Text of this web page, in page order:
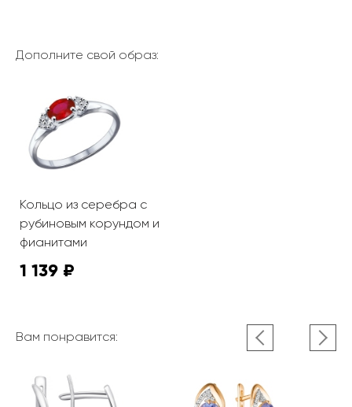
Дополните свой образ:
Кольцо из серебра с
рубиновым корундом и
фианитами
1 139 ₽
Вам понравится: